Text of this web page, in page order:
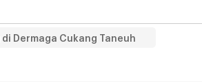
Dermaga Cukang Taneuh